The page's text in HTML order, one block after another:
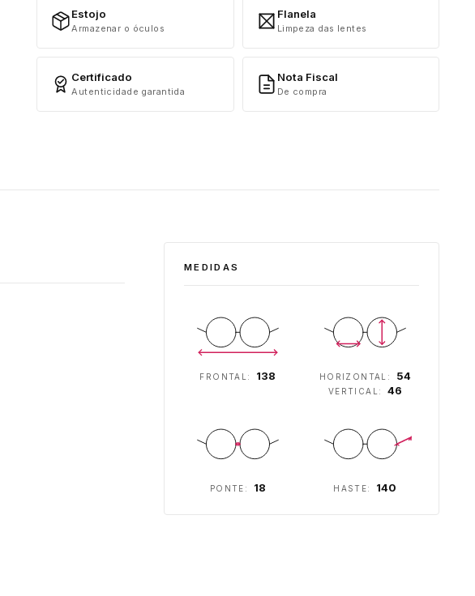
Estojo
Armazenar o óculos
Flanela
Limpeza das lentes
Certificado
Autenticidade garantida
Nota Fiscal
De compra
MEDIDAS
FRONTAL: 138 HORIZONTAL: 54
VERTICAL: 46
PONTE: 18 HASTE: 140